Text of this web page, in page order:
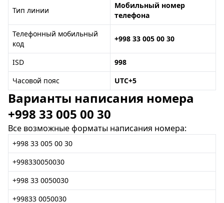
Тип линии
Мобильный номер
телефона
Телефонный мобильный
код
+998 33 005 00 30
ISD
998
Часовой пояс
UTC+5
Варианты написания номера
+998 33 005 00 30
Все возможные форматы написания номера:
+998 33 005 00 30
+998330050030
+998 33 0050030
+99833 0050030